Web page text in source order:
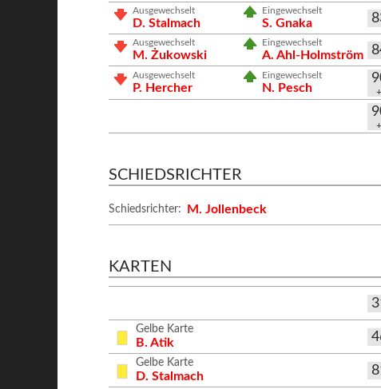
Ausgewechselt
D. Stalmach
Eingewechselt
S. Gnaka
Ausgewechselt
M. Żukowski
Eingewechselt
A. Ahl-Holmström
Ausgewechselt
P. Hercher
Eingewechselt
N. Pesch
SCHIEDSRICHTER
Schiedsrichter: M. Jollenbeck
KARTEN
Gelbe Karte
B. Atik
Gelbe Karte
D. Stalmach